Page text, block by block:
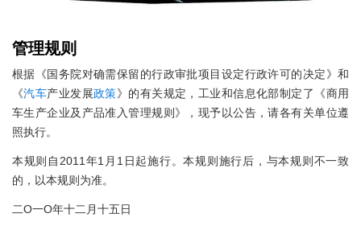
管理规则
根据《国务院对确需保留的行政审批项目设定行政许可的决定》和
《汽车产业发展政策》的有关规定，工业和信息化部制定了《商用
车生产企业及产品准入管理规则》，现予以公告，请各有关单位遵
照执行。
本规则自2011年1月1日起施行。本规则施行后，与本规则不一致
的，以本规则为准。
二O一O年十二月十五日